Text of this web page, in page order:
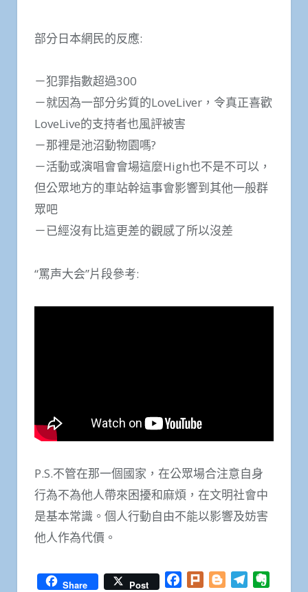
部分日本網民的反應:
－犯罪指數超過300
－就因為一部分劣質的LoveLiver，令真正喜歡
LoveLive的支持者也風評被害
－那裡是池沼動物園嗎?
－活動或演唱會會場這麼High也不是不可以，
但公眾地方的車站幹這事會影響到其他一般群
眾吧
－已經沒有比這更差的觀感了所以沒差
“罵声大会”片段參考:
P.S.不管在那一個國家，在公眾場合注意自身
行為不為他人帶來困擾和麻煩，在文明社會中
是基本常識。個人行動自由不能以影響及妨害
他人作為代價。
Share Post Facebook
Plurk BloggerTelegram